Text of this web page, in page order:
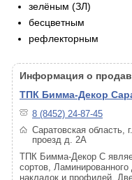
зелёным (ЗЛ)
бесцветным
рефлекторным
Информация о
ТПК Бимма-Декор
8 (8452) 24-87-45
Саратовская область,
проезд д. 2А
ТПК Бимма-Декор С
сортов,
накладок и профилей,